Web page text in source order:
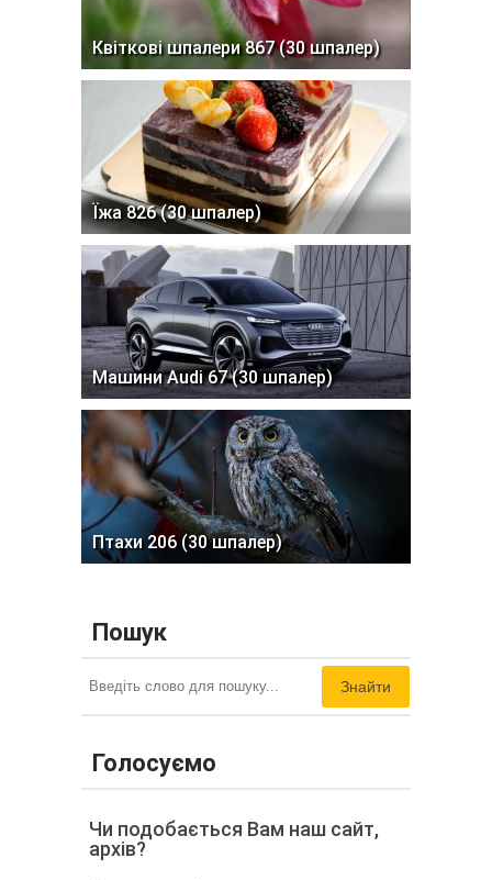
Квіткові шпалери 867 (30 шпалер)
Їжа 826 (30 шпалер)
Машини Audi 67 (30 шпалер)
Птахи 206 (30 шпалер)
Пошук
Знайти
Голосуємо
Чи подобається Вам наш сайт,
архів?